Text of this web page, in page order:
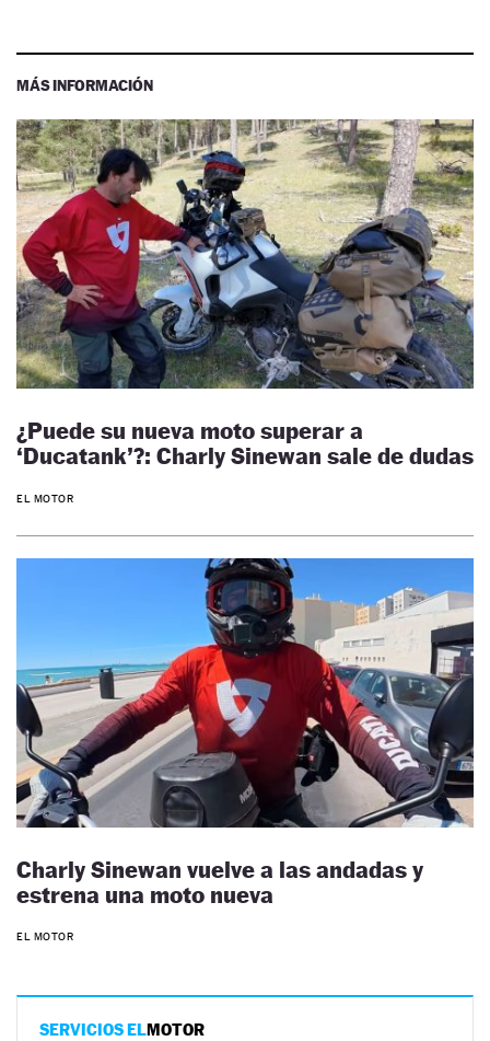
MÁS INFORMACIÓN
¿Puede su nueva moto superar a
‘Ducatank’?: Charly Sinewan sale de dudas
EL MOTOR
Charly Sinewan vuelve a las andadas y
estrena una moto nueva
EL MOTOR
SERVICIOS ELMOTOR